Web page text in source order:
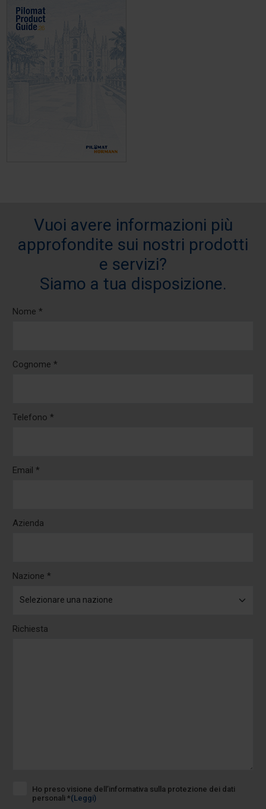
Vuoi avere informazioni più
approfondite sui nostri prodotti
e servizi?
Siamo a tua disposizione.
Nome *
Cognome *
Telefono *
Email *
Azienda
Nazione *
Richiesta
Ho preso visione dell’informativa sulla protezione dei dati
personali *(Leggi)